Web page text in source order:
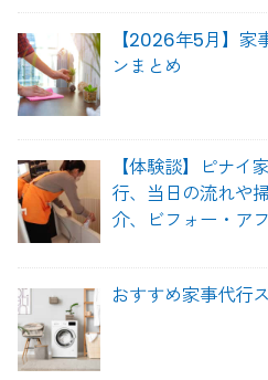
【2026年5月】家
ンまとめ
【体験談】ピナ
行、当日の流れや
介、ビフォー・ア
おすすめ家事代行